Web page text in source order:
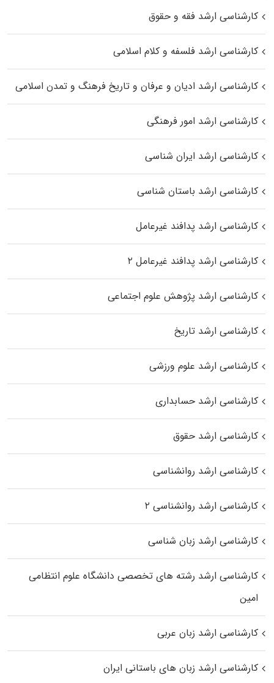
کارشناسی ارشد فقه و حقوق
کارشناسی ارشد فلسفه و کلام اسلامی
کارشناسی ارشد ادیان و عرفان و تاریخ فرهنگ و تمدن اسلامی
کارشناسی ارشد امور فرهنگی
کارشناسی ارشد ایران شناسی
کارشناسی ارشد باستان شناسی
کارشناسی ارشد پدافند غیرعامل
کارشناسی ارشد پدافند غیرعامل ۲
کارشناسی ارشد پژوهش علوم اجتماعی
کارشناسی ارشد تاریخ
کارشناسی ارشد علوم ورزشی
کارشناسی ارشد حسابداری
کارشناسی ارشد حقوق
کارشناسی ارشد روانشناسی
کارشناسی ارشد روانشناسی ۲
کارشناسی ارشد زبان شناسی
کارشناسی ارشد رﺷﺘﻪ ﻫﺎی تخصصی داﻧﺸﮕﺎه ﻋﻠﻮم انتظامی
اﻣﻴﻦ
کارشناسی ارشد زبان عربی
کارشناسی ارشد زبان‌ های باستانی ایران